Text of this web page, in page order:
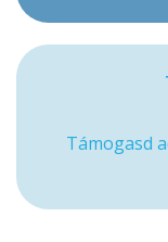
Támogasd